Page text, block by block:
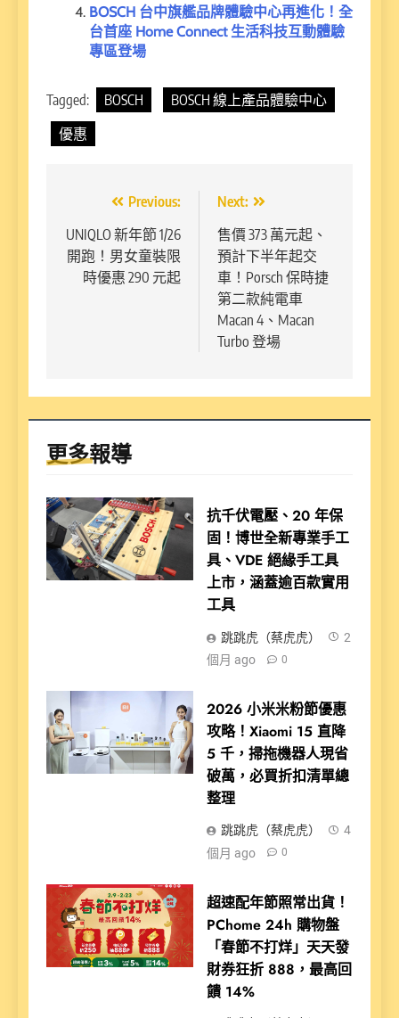
BOSCH 台中旗艦品牌體驗中心再進化！全
台首座 Home Connect 生活科技互動體驗
專區登場
Tagged: BOSCH
BOSCH 線上產品體驗中心
優惠
章
導
Previous:
UNIQLO 新年節 1/26
開跑！男女童裝限
時優惠 290 元起
Next:
售價 373 萬元起、
預計下半年起交
車！Porsch 保時捷
第二款純電車
Macan 4、Macan
Turbo 登場
更多報導
抗千伏電壓、20 年保
固！博世全新專業手工
具、VDE 絕緣手工具
上市，涵蓋逾百款實用
工具
跳跳虎（蔡虎虎）
2
個月 ago
0
2026 小米米粉節優惠
攻略！Xiaomi 15 直降
5 千，掃拖機器人現省
破萬，必買折扣清單總
整理
跳跳虎（蔡虎虎）
4
個月 ago
0
超速配年節照常出貨！
PChome 24h 購物盤
「春節不打烊」天天發
財券狂折 888，最高回
饋 14%